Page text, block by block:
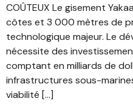
COÛTEUX Le gisement
côtes et 3 000 mètres de
technologique majeur. Le
nécessite des
comptant en milliards de
infrastructures sous-
viabilité […]